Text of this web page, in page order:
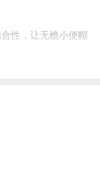
性，让无檐小便帽
性。